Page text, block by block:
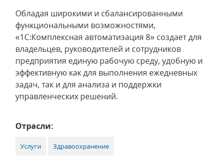
Обладая широкими и сбалансированными
функциональными возможностями,
«1С:Комплексная автоматизация 8» создает для
владельцев, руководителей и сотрудников
предприятия единую рабочую среду, удобную и
эффективную как для выполнения ежедневных
задач, так и для анализа и поддержки
управленческих решений.
Отрасли:
Услуги Здравоохранение